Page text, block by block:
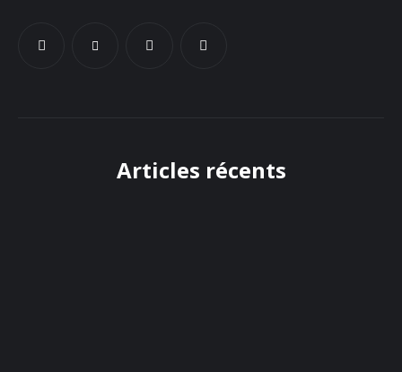
Articles récents